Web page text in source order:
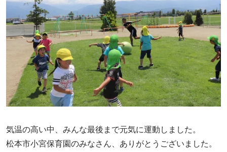
気温の高い中、みんな最後まで元気に運動しました。
松本市小宮保育園のみなさん、ありがとうございました。